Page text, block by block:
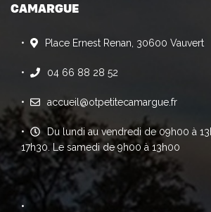
CAMARGUE
Place Ernest Renan, 30600 Vauvert
04 66 88 28 52
accueil@otpetitecamargue.fr
Du lundi au vendredi de 09h00 à
17h30. Le samedi de 9h00 à 13h00